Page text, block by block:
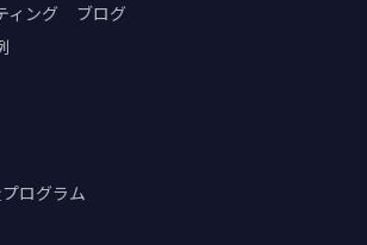
ィング
ブログ
ログラム